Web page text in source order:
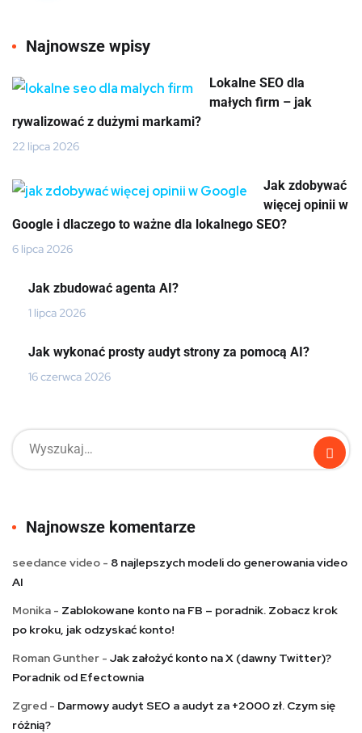
Najnowsze wpisy
Lokalne SEO dla
małych firm – jak
rywalizować z dużymi markami?
22 lipca 2026
Jak zdobywać
więcej opinii w
Google i dlaczego to ważne dla lokalnego SEO?
6 lipca 2026
Jak zbudować agenta AI?
1 lipca 2026
Jak wykonać prosty audyt strony za pomocą AI?
16 czerwca 2026
Najnowsze komentarze
seedance video - 8 najlepszych modeli do generowania video
AI
Monika - Zablokowane konto na FB – poradnik. Zobacz krok
po kroku, jak odzyskać konto!
Roman Gunther - Jak założyć konto na X (dawny Twitter)?
Poradnik od Efectownia
Zgred - Darmowy audyt SEO a audyt za +2000 zł. Czym się
różnią?